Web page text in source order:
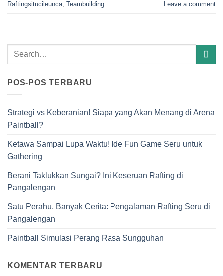
Raftingsitucileunca, Teambuilding Leave a comment
POS-POS TERBARU
Strategi vs Keberanian! Siapa yang Akan Menang di Arena
Paintball?
Ketawa Sampai Lupa Waktu! Ide Fun Game Seru untuk
Gathering
Berani Taklukkan Sungai? Ini Keseruan Rafting di
Pangalengan
Satu Perahu, Banyak Cerita: Pengalaman Rafting Seru di
Pangalengan
Paintball Simulasi Perang Rasa Sungguhan
KOMENTAR TERBARU